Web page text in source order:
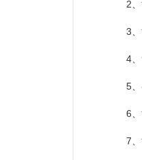
2
3
4
5
6
7